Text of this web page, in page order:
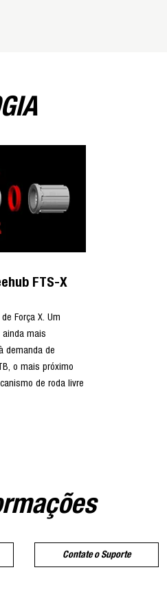
FTS-X
Força X. Um
ainda mais
demanda de
o mais próximo
de roda livre
Contate o Suporte